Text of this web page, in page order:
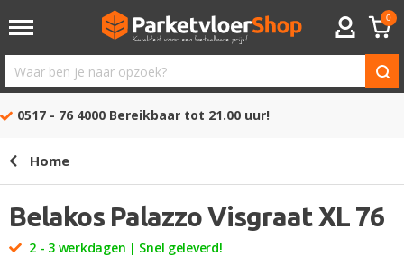
ACCOUNT
0
Waar
ben
opzoek?
0517 - 76 4000 Bereikbaar tot 21.00 uur!
Home
Belakos Palazzo Visgraat XL 76
2 - 3 werkdagen | Snel geleverd!